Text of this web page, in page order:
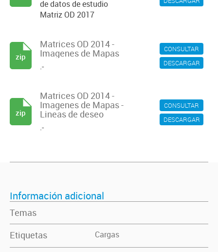
de datos de estudio
Matriz OD 2017
CONSULTAR
DESCARGAR
Matrices OD 2014 -
Imagenes de Mapas
.-
zip
CONSULTAR
DESCARGAR
Matrices OD 2014 -
Imagenes de Mapas -
Lineas de deseo
.-
zip
Información adicional
Temas
Etiquetas
Cargas